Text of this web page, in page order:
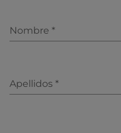
Nombre *
Apellidos *